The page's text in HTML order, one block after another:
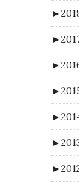
►
►
►
►
►
►
►